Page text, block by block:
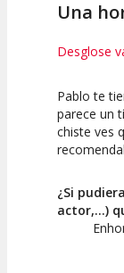
Una
Desglose
10
Calidad del
Espectáculo
Pablo te
parece un
chiste ves
¿Si
actor,...)